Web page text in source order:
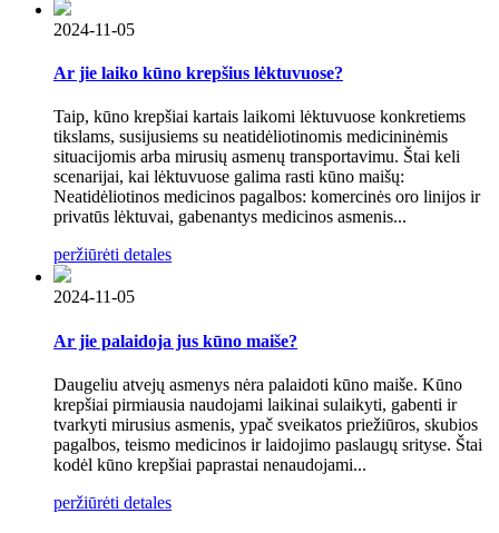
2024-11-05
Ar jie laiko kūno krepšius lėktuvuose?
Taip, kūno krepšiai kartais laikomi lėktuvuose konkretiems
tikslams, susijusiems su neatidėliotinomis medicininėmis
situacijomis arba mirusių asmenų transportavimu. Štai keli
scenarijai, kai lėktuvuose galima rasti kūno maišų:
Neatidėliotinos medicinos pagalbos: komercinės oro linijos ir
privatūs lėktuvai, gabenantys medicinos asmenis...
peržiūrėti detales
2024-11-05
Ar jie palaidoja jus kūno maiše?
Daugeliu atvejų asmenys nėra palaidoti kūno maiše. Kūno
krepšiai pirmiausia naudojami laikinai sulaikyti, gabenti ir
tvarkyti mirusius asmenis, ypač sveikatos priežiūros, skubios
pagalbos, teismo medicinos ir laidojimo paslaugų srityse. Štai
kodėl kūno krepšiai paprastai nenaudojami...
peržiūrėti detales